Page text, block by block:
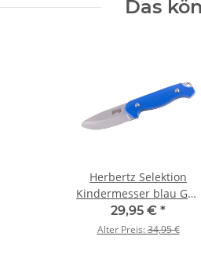
Das
Herbertz Selektion
Kindermesser blau G10
Griff Nylonscheide
29,95 € *
Alter Preis:34,95 €